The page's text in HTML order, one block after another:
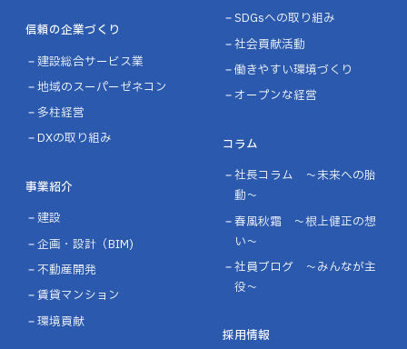
信頼の企業づくり
建設総合サービス業
地域のスーパーゼネコン
多柱経営
DXの取り組み
事業紹介
建設
企画・設計（BIM)
不動産開発
賃貸マンション
環境貢献
SDGsへの取り組み
社会貢献活動
働きやすい環境づくり
オープンな経営
コラム
社長コラム ～未来への胎
動～
春風秋霜 ～根上健正の想
い～
社員ブログ ～みんなが主
役～
採用情報